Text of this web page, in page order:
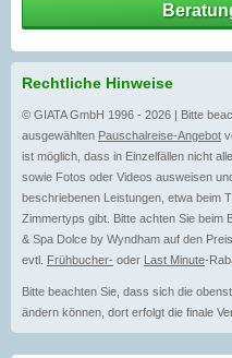
Rechtliche Hinweise
© GIATA GmbH 1996 - 2026 | Bitte
ausgewählten Pauschalreise-Angebot
ist möglich, dass in Einzelfällen nicht alle
sowie Fotos oder Videos ausweisen
beschriebenen Leistungen, etwa beim
Zimmertyps gibt. Bitte achten Sie beim
& Spa Dolce by Wyndham auf den
evtl. Frühbucher- oder Last Minute-
Bitte beachten Sie, dass sich die
ändern können, dort erfolgt die finale